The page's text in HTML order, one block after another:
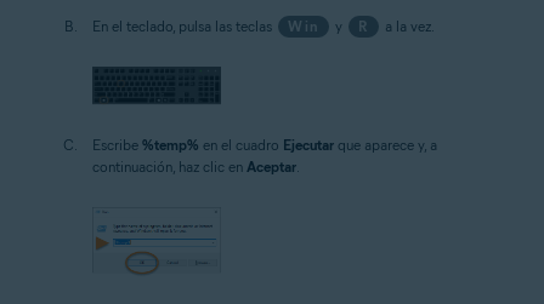
En el teclado, pulsa las teclas
Win y R a la vez.
Escribe %temp% en el cuadro Ejecutar que aparece y, a
continuación, haz clic en Aceptar